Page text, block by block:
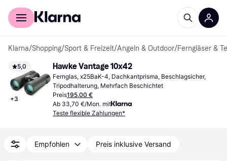
Für Shopper
Klarna/Shopping/Sport & Freizeit/Angeln & Outdoor/Ferngläser &
5,0
+3
Hawke Vantage 10x42
Fernglas, x25BaK-4, Dachkantprisma, Beschlagsicher,
Tripodhalterung, Mehrfach Beschichtet
Preis195,00 €
Ab 33,70 €/Mon. mit
Teste flexible Zahlungen*
Empfohlen Preis inklusive Versand